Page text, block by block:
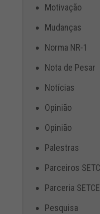
Motivação
Mudanças
Norma NR-1
Nota de Pesar
Notícias
Opinião
Opinião
Palestras
Parceiros
Parceria
Pesquisa